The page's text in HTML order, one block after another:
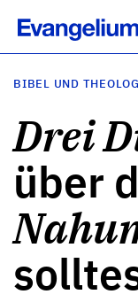
BIBEL UND
Drei
über